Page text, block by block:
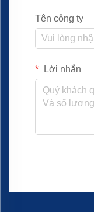
Tên công ty
Lời nhắn